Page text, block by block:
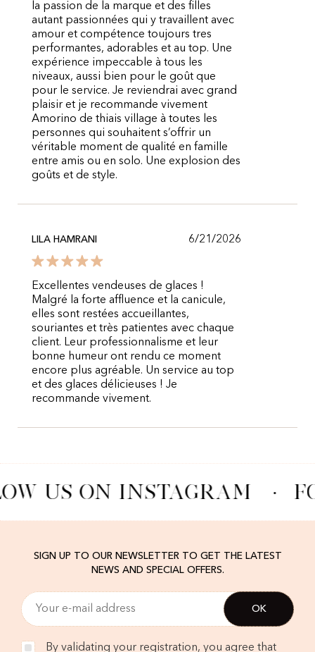
la passion de la marque et des filles
autant passionnées qui y travaillent avec
amour et compétence toujours tres
performantes, adorables et au top. Une
expérience impeccable à tous les
niveaux, aussi bien pour le goût que
pour le service. Je reviendrai avec grand
plaisir et je recommande vivement
Amorino de thiais village à toutes les
personnes qui souhaitent s’offrir un
véritable moment de qualité en famille
entre amis ou en solo. Une explosion des
goûts et de style.
LILA HAMRANI 6/21/2026
Excellentes vendeuses de glaces !
Malgré la forte affluence et la canicule,
elles sont restées accueillantes,
souriantes et très patientes avec chaque
client. Leur professionnalisme et leur
bonne humeur ont rendu ce moment
encore plus agréable. Un service au top
et des glaces délicieuses ! Je
recommande vivement.
US ON INSTAGRAM ·
SIGN UP TO OUR NEWSLETTER TO GET THE LATEST
NEWS AND SPECIAL OFFERS.
By validating your registration, you agree that